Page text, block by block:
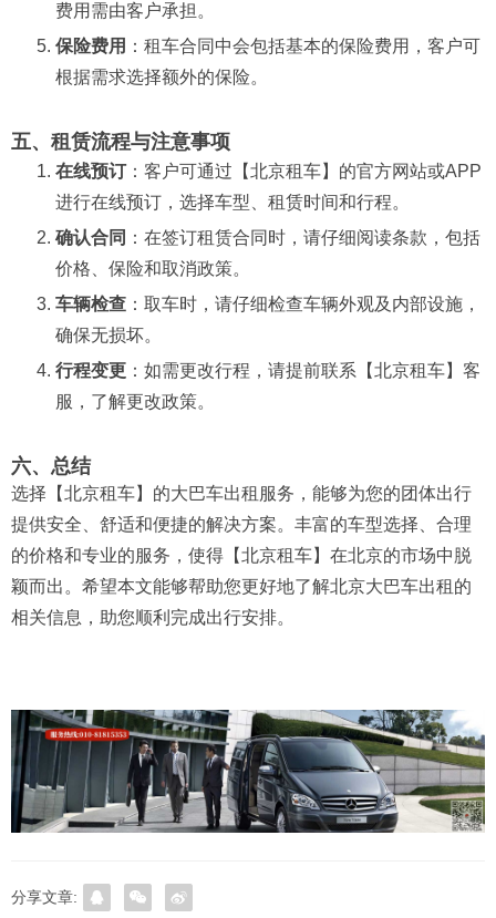
费用需由客户承担。
保险费用 ：租车合同中会包括基本的保险费用，客户可
根据需求选择额外的保险。
五、租赁流程与注意事项
在线预订：客户可通过【北京租车】的官方网站或APP
进行在线预订，选择车型、租赁时间和行程。
确认合同 ：在签订租赁合同时，请仔细阅读条款，包括
价格、保险和取消政策。
车辆检查 ：取车时，请仔细检查车辆外观及内部设施，
确保无损坏。
行程变更 ：如需更改行程，请提前联系【北京租车】客
服，了解更改政策。
六、总结
选择【北京租车】的大巴车出租服务，能够为您的团体出行
提供安全、舒适和便捷的解决方案。丰富的车型选择、合理
的价格和专业的服务，使得【北京租车】在北京的市场中脱
颖而出。希望本文能够帮助您更好地了解北京大巴车出租的
相关信息，助您顺利完成出行安排。
分享文章: